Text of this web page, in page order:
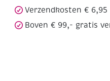
Verzendkosten € 6,95
Boven € 99,- gratis